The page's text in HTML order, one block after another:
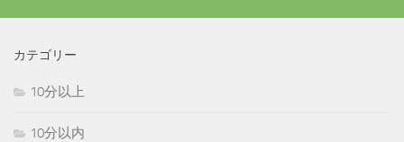
カテゴリー
10分以上
10分以内